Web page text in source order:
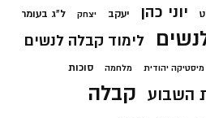
יוני כהן יעקב יצחק ל"ג בעומר
לימוד קבלה לנשים
מיסטיקה יהודית מלחמה סוכות
השבוע קבלה